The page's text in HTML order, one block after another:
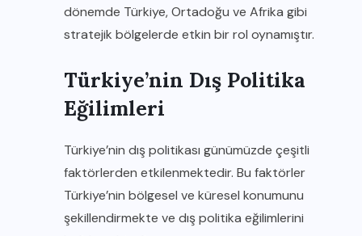
dönemde Türkiye, Ortadoğu ve Afrika gibi
stratejik bölgelerde etkin bir rol oynamıştır.
Türkiye’nin Dış Politika
Eğilimleri
Türkiye’nin dış politikası günümüzde çeşitli
faktörlerden etkilenmektedir. Bu faktörler
Türkiye’nin bölgesel ve küresel konumunu
şekillendirmekte ve dış politika eğilimlerini